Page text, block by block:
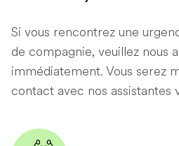
Si vous rencontrez une
de compagnie, veuillez nous
immédiatement. Vous serez
contact avec nos assistantes